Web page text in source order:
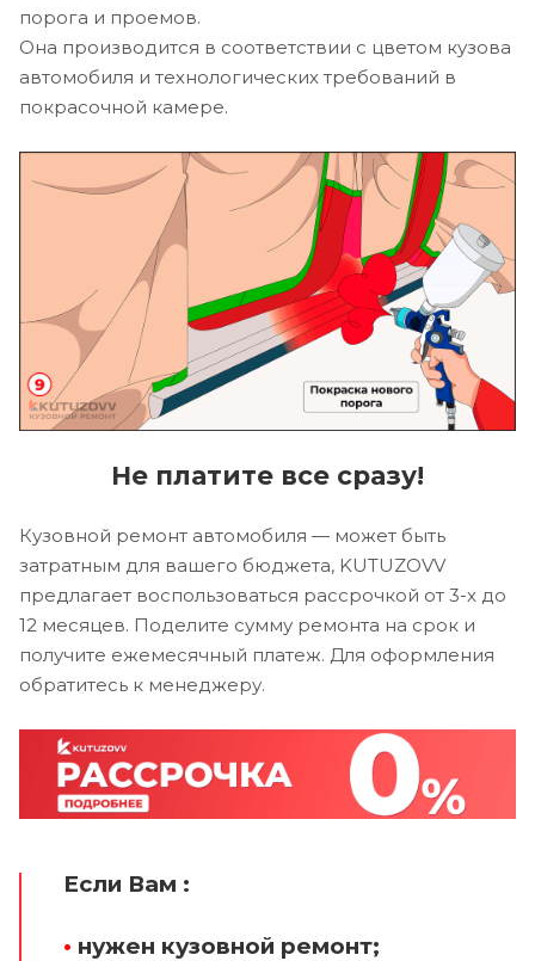
порога и проемов.
Она производится в соответствии с цветом кузова
автомобиля и технологических требований в
покрасочной камере.
Не платите все сразу!
Кузовной ремонт автомобиля — может быть
затратным для вашего бюджета, KUTUZOVV
предлагает воспользоваться рассрочкой от 3-х до
12 месяцев. Поделите сумму ремонта на срок и
получите ежемесячный платеж. Для оформления
обратитесь к менеджеру.
Если Вам :
• нужен кузовной ремонт;